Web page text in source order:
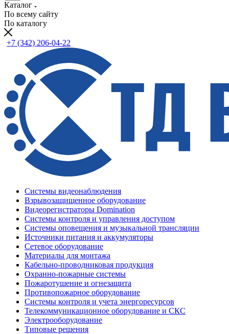
Каталог
По всему сайту
По каталогу
+7 (342) 206-04-22
Системы видеонаблюдения
Взрывозащищенное оборудование
Видеорегистраторы Domination
Системы контроля и управления доступом
Системы оповещения и музыкальной трансляции
Источники питания и аккумуляторы
Сетевое оборудование
Материалы для монтажа
Кабельно-проводниковая продукция
Охранно-пожарные системы
Пожаротушение и огнезащита
Противопожарное оборудование
Системы контроля и учета энергоресурсов
Телекоммуникационное оборудование и СКС
Электрооборудование
Типовые решения